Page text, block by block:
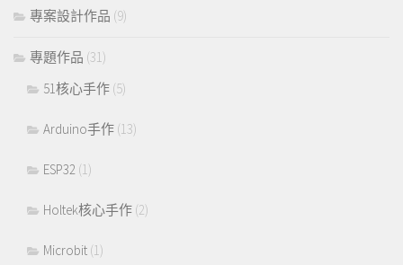
專案設計作品 (9)
專題作品 (31)
51核心手作 (5)
Arduino手作 (13)
ESP32 (1)
Holtek核心手作 (2)
Microbit (1)